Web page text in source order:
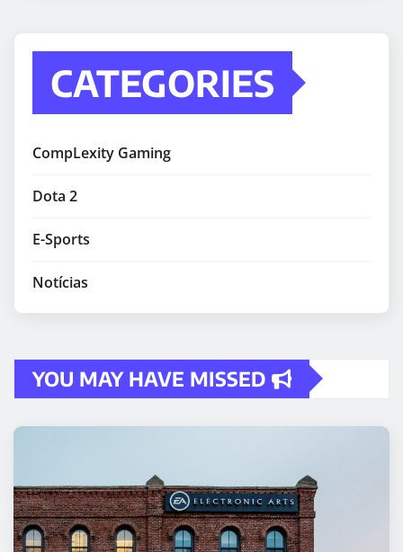
CATEGORIES
CompLexity Gaming
Dota 2
E-Sports
Notícias
YOU MAY HAVE MISSED